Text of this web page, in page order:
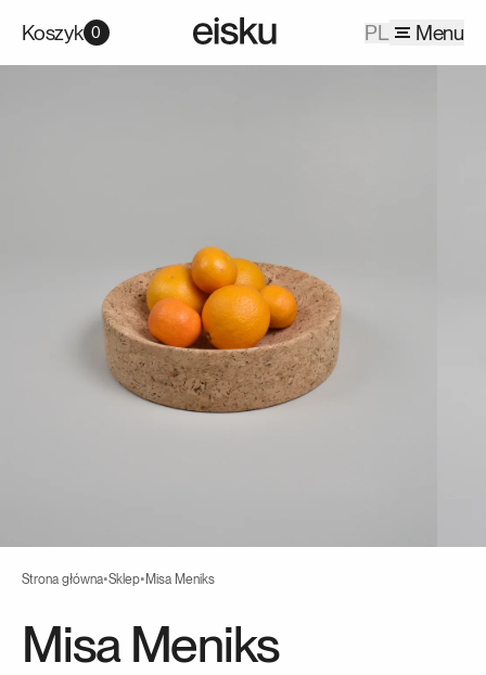
Koszyk 0 PL Menu
Strona główna•Sklep• Misa Meniks
Misa Meniks